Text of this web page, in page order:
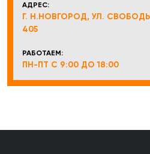
АДРЕС:
Г. Н.НОВГОРОД, УЛ.
405
РАБОТАЕМ:
ПН-ПТ С 9:00 ДО 18:00